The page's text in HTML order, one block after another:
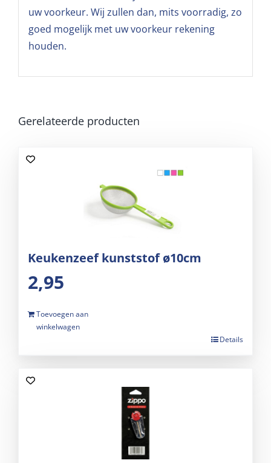
uw voorkeur. Wij zullen dan, mits voorradig, zo
goed mogelijk met uw voorkeur rekening
houden.
Gerelateerde producten
Keukenzeef kunststof ø10cm
2,95
Toevoegen aan
winkelwagen
Details